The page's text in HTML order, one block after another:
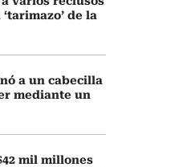
de la
a un cabecilla
mediante un
mil millones